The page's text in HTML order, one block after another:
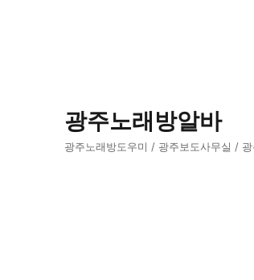
광주노래방알바
광주노래방도우미 / 광주보도사무실 /